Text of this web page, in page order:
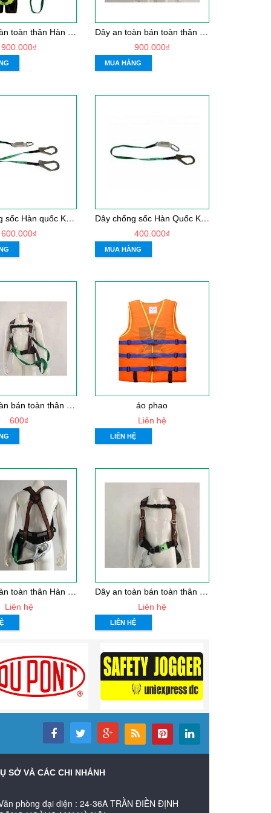
D
ây an toàn toàn thân Hàn quốc Kukje 1 móc nhôm
900.000₫
D
ây an toàn bán toàn thân Hàn quốc Kukje 1 móc sắt
900.000₫
MUA HÀNG
D
ây chống sốc Hàn quốc Kukje 2 móc sắt
600.000₫
D
ây chống sốc Hàn Quốc Kukje 1 móc Sắt
400.000₫
MUA HÀNG
D
ây an toàn bán toàn thân Kukje
600₫
áo phao
Liên hệ
LIÊN HỆ
D
ây an toàn toàn thân Hàn quốc Kukje 1 móc nhôm
Liên hệ
D
ây an toàn bán toàn thân Hàn quốc Kukje 1 móc nhôm
Liên hệ
LIÊN HỆ
SỞ VÀ CÁC CHI NHÁNH
phòng đại diện : 24-36A TRẦN ĐIỀN ĐỊNH